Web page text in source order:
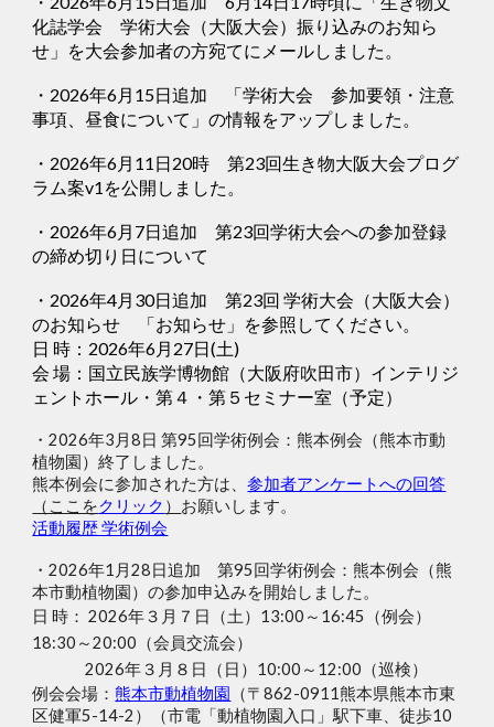
化誌学会 学術大会（大阪大会）振り込みのお知ら
せ」を大会参加者の方宛てにメールしました。
・2026年6月15日追加 「学術大会 参加要領・注意
事項、昼食について」の情報をアップしました。
・2026年6月11日20時 第23回生き物大阪大会プログ
ラム案v1を公開しました。
・2026年6月7日追加 第23回学術大会への参加登録
の締め切り日について
・ 2026年4月30日追加第23回 学術大会（大阪大会）
のお知らせ 「お知らせ」を参照してください。
日 時：2026年6月27日(土)
会 場：国立民族学博物館（大阪府吹田市）インテリジ
ェントホール・第４・第５セミナー室（予定）
・2026年3月8日 第95回学術例会：熊本例会（熊本市動
植物園）終了しました。
熊本例会に参加された方は、参加者アンケートへの回答
（ここをクリック ） お願いします。
活動履歴 学術例会
・2026年1月28日追加 第95回学術例会：熊本例会（熊
本市動植物園）の参加申込みを開始しました。
日 時： 2026年３月７日（土）13:00～16:45（例会）
18:30～20:00（会員交流会）
2026年３月８日（日）10:00～12:00（巡検）
例会会場：熊本市動植物園 （〒862-0911熊本県熊本市東
区健軍5-14-2）（市電「動植物園入口」駅下車、徒歩10